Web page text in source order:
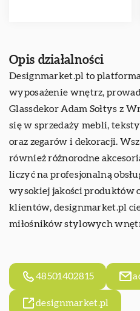
Opis działalności
Designmarket.pl to
wyposażenie wnętrz,
Glassdekor Adam Sołtys z
się w sprzedaży mebli,
oraz zegarów i dekoracji.
również różnorodne
liczyć na profesjonalną
wysokiej jakości produktów
klientów, designmarket.pl
miłośników stylowych
48501402815
designmarket.pl